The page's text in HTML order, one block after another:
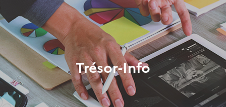
Trésor-Info